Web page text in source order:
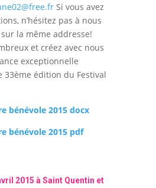
Si vous avez
n’hésitez pas à nous
la même addresse!
et créez avec nous
exceptionnelle
33ème édition du Festival
bénévole 2015 docx
bénévole 2015 pdf
2015 à Saint Quentin et